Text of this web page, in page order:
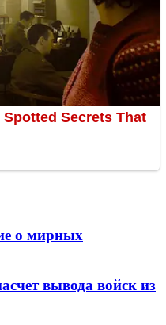
о мирных
вывода войск из